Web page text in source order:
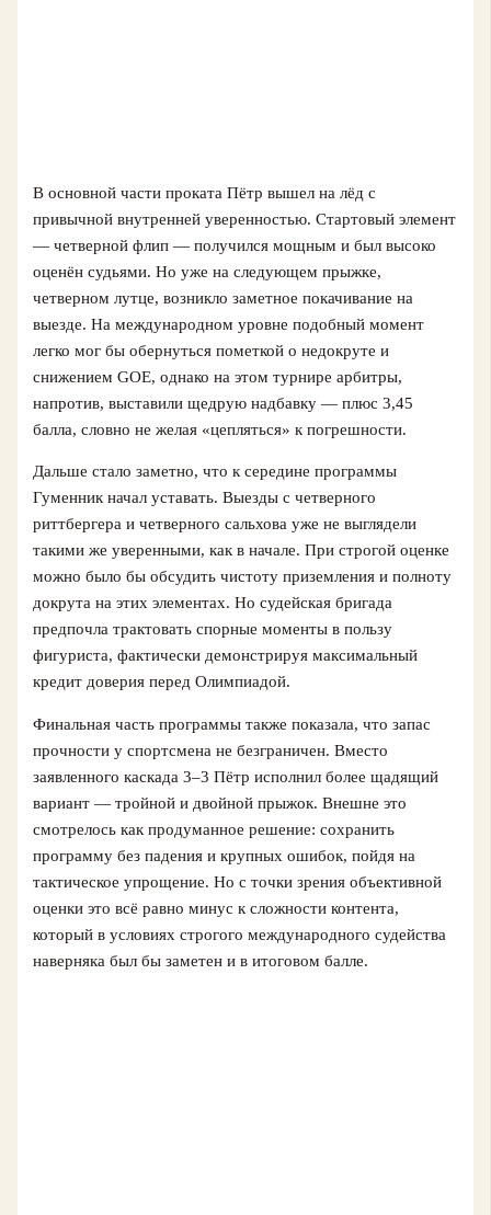
В основной части проката Пётр вышел на лёд с
привычной внутренней уверенностью. Стартовый элемент
— четверной флип — получился мощным и был высоко
оценён судьями. Но уже на следующем прыжке,
четверном лутце, возникло заметное покачивание на
выезде. На международном уровне подобный момент
легко мог бы обернуться пометкой о недокруте и
снижением GOE, однако на этом турнире арбитры,
напротив, выставили щедрую надбавку — плюс 3,45
балла, словно не желая «цепляться» к погрешности.
Дальше стало заметно, что к середине программы
Гуменник начал уставать. Выезды с четверного
риттбергера и четверного сальхова уже не выглядели
такими же уверенными, как в начале. При строгой оценке
можно было бы обсудить чистоту приземления и полноту
докрута на этих элементах. Но судейская бригада
предпочла трактовать спорные моменты в пользу
фигуриста, фактически демонстрируя максимальный
кредит доверия перед Олимпиадой.
Финальная часть программы также показала, что запас
прочности у спортсмена не безграничен. Вместо
заявленного каскада 3–3 Пётр исполнил более щадящий
вариант — тройной и двойной прыжок. Внешне это
смотрелось как продуманное решение: сохранить
программу без падения и крупных ошибок, пойдя на
тактическое упрощение. Но с точки зрения объективной
оценки это всё равно минус к сложности контента,
который в условиях строгого международного судейства
наверняка был бы заметен и в итоговом балле.